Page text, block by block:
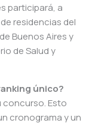
participará, a
residencias del
Buenos Aires y
de Salud y
único?
Esto
cronograma y un